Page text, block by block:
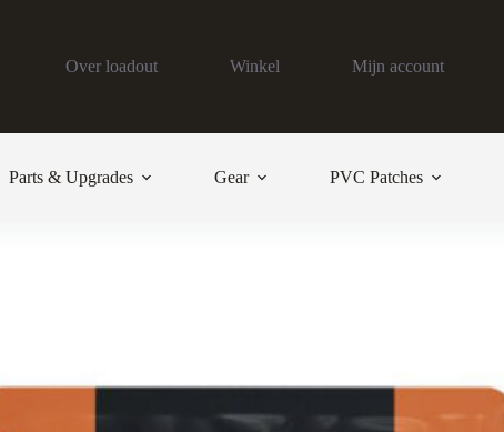
Over loadout Winkel Mijn account
Parts & Upgrades Gear PVC Patches